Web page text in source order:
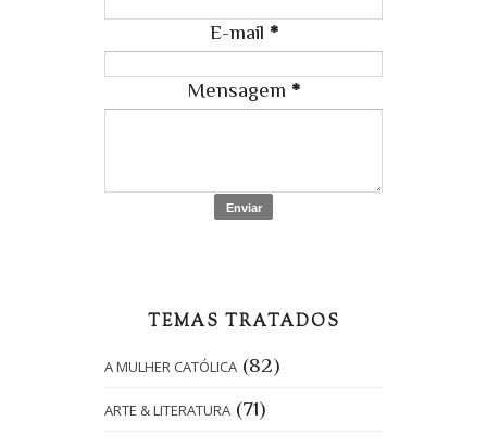
E-mail *
Mensagem *
TEMAS TRATADOS
A MULHER CATÓLICA (82)
ARTE & LITERATURA (71)